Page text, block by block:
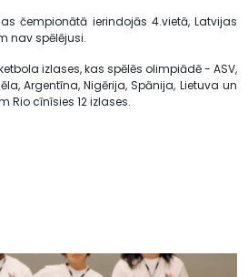
čempionātā ierindojās 4.vietā, Latvijas
nav spēlējusi.
izlases, kas spēlēs olimpiādē - ASV,
Argentīna, Nigērija, Spānija, Lietuva un
Rio cīnīsies 12 izlases.